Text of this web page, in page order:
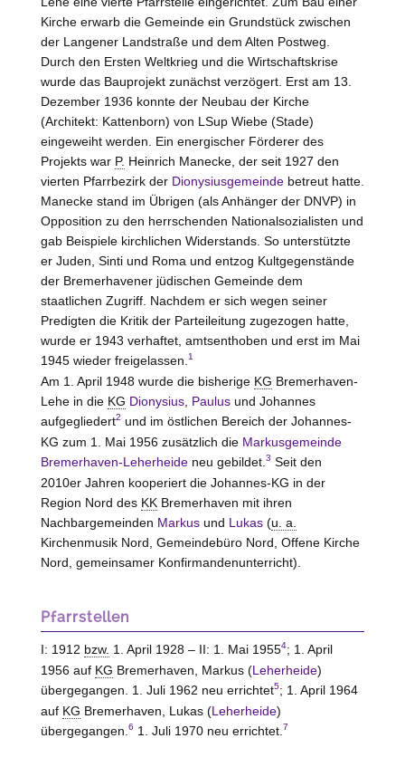
Kirche erwarb die Gemeinde ein Grundstück zwischen
der Langener Landstraße und dem Alten Postweg.
Durch den Ersten Weltkrieg und die Wirtschaftskrise
wurde das Bauprojekt zunächst verzögert. Erst am 13.
Dezember 1936 konnte der Neubau der Kirche
(Architekt: Kattenborn) von LSup Wiebe (Stade)
eingeweiht werden. Ein energischer Förderer des
Projekts war P. Heinrich Manecke, der seit 1927 den
vierten Pfarrbezirk der Dionysiusgemeindebetreut hatte.
Manecke stand im Übrigen (als Anhänger der DNVP) in
Opposition zu den herrschenden Nationalsozialisten und
gab Beispiele kirchlichen Widerstands. So unterstützte
er Juden, Sinti und Roma und entzog Kultgegenstände
der Bremerhavener jüdischen Gemeinde dem
staatlichen Zugriff. Nachdem er sich wegen seiner
Predigten die Kritik der Parteileitung zugezogen hatte,
wurde er 1943 verhaftet, amtsenthoben und erst im Mai
1945 wieder freigelassen. 1
Am 1. April 1948 wurde die bisherige KG Bremerhaven-
Lehe in die KG Dionysius, Paulusund Johannes
aufgegliedert2 und im östlichen Bereich der Johannes-
KG zum 1. Mai 1956 zusätzlich die Markusgemeinde
Bremerhaven-Leherheideneu gebildet. 3 Seit den
2010er Jahren kooperiert die Johannes-KG in der
Region Nord des KKBremerhaven mit ihren
Nachbargemeinden Markusund Lukas(u. a.
Kirchenmusik Nord, Gemeindebüro Nord, Offene Kirche
Nord, gemeinsamer Konfirmandenunterricht).
Pfarrstellen
I: 1912 bzw. 1. April 1928 – II: 1. Mai 19554; 1. April
1956 auf KG Bremerhaven, Markus (Leherheide)
übergegangen. 1. Juli 1962 neu errichtet5; 1. April 1964
auf KG Bremerhaven, Lukas (Leherheide)
übergegangen. 6 1. Juli 1970 neu errichtet. 7